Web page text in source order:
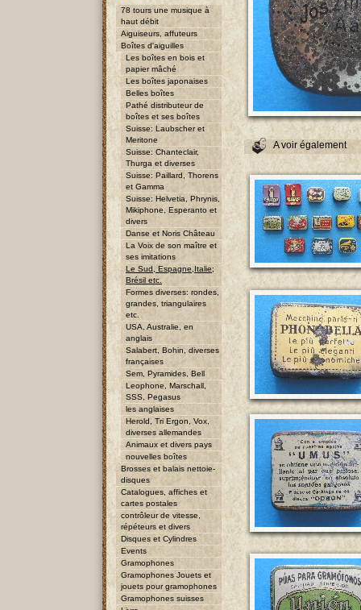
78 tours une musique à
haut débit
Aiguiseurs, affuteurs
Boîtes d'aiguilles
Les boîtes en bois et
papier mâché
Les boîtes japonaises
Belles boîtes
Pathé distributeur de
boîtes et ses boîtes
Suisse: Laubscher et
Meritone
Suisse: Chanteclair,
Thurga et diverses
Suisse: Paillard, Thorens
et Gamma
Suisse: Helvetia, Phrynis,
Mikiphone, Esperanto et
divers
Danse et Noris Château
La Voix de son maître et
ses imitations
Le Sud, Espagne,Italie;
Brésil etc.
Formes diverses: rondes,
grandes, triangulaires
etc.
USA, Australie, en
anglais
Salabert, Bohin, diverses
françaises
Sem, Pyramides, Bell
Leophone, Marschall,
SSS, Pegasus
les anglaises
Herold, Tri Ergon, Vox,
diverses allemandes
Animaux et divers pays
nouvelles boîtes
Brosses et balais nettoie-
disques
Catalogues, affiches et
cartes postales
contrôleur de vitesse,
répéteurs et divers
Disques et Cylindres
Events
Gramophones
Gramophones Jouets et
jouets pour gramophones
Gramophones suisses
A voir également